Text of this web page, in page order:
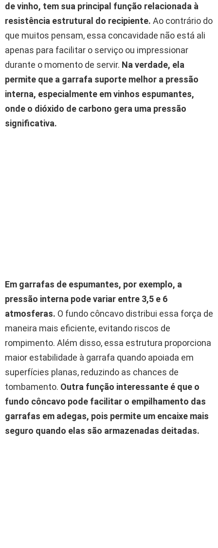
de vinho, tem sua principal função relacionada à
resistência estrutural do recipiente. Ao contrário do
que muitos pensam, essa concavidade não está ali
apenas para facilitar o serviço ou impressionar
durante o momento de servir. Na verdade, ela
permite que a garrafa suporte melhor a pressão
interna, especialmente em vinhos espumantes,
onde o dióxido de carbono gera uma pressão
significativa.
Em garrafas de espumantes, por exemplo, a
pressão interna pode variar entre 3,5 e 6
atmosferas. O fundo côncavo distribui essa força de
maneira mais eficiente, evitando riscos de
rompimento. Além disso, essa estrutura proporciona
maior estabilidade à garrafa quando apoiada em
superfícies planas, reduzindo as chances de
tombamento. Outra função interessante é que o
fundo côncavo pode facilitar o empilhamento das
garrafas em adegas, pois permite um encaixe mais
seguro quando elas são armazenadas deitadas.